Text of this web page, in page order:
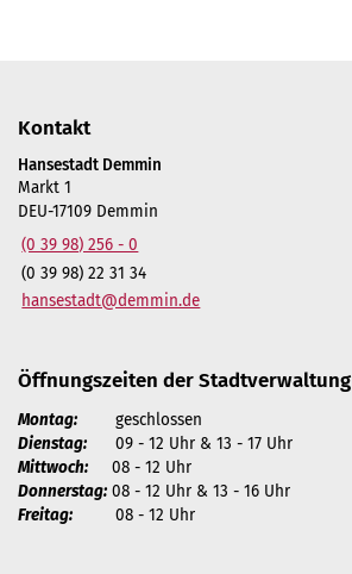
Kontakt
Hansestadt Demmin
Markt 1
DEU-17109 Demmin
(0 39 98) 256 - 0
(0 39 98) 22 31 34
hansestadt@demmin.de
Öffnungszeiten der Stadtverwaltung
Montag: geschlossen
Dienstag: 09 - 12 Uhr & 13 - 17 Uhr
Mittwoch: 08 - 12 Uhr
Donnerstag: 08 - 12 Uhr & 13 - 16 Uhr
Freitag: 08 - 12 Uhr